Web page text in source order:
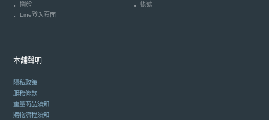
關於
帳號
Line登入頁面
本舖聲明
隱私政策
服務條款
重量商品須知
購物流程須知